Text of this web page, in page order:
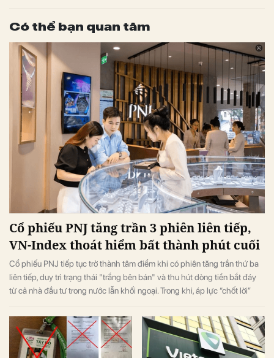
Có thể bạn quan tâm
Cổ phiếu PNJ tăng trần 3 phiên liên tiếp,
VN-Index thoát hiểm bất thành phút cuối
Cổ phiếu PNJ tiếp tục trở thành tâm điểm khi có phiên tăng trần thứ ba
liên tiếp, duy trì trạng thái "trắng bên bán" và thu hút dòng tiền bắt đáy
từ cả nhà đầu tư trong nước lẫn khối ngoại. Trong khi, áp lực “chốt lời”